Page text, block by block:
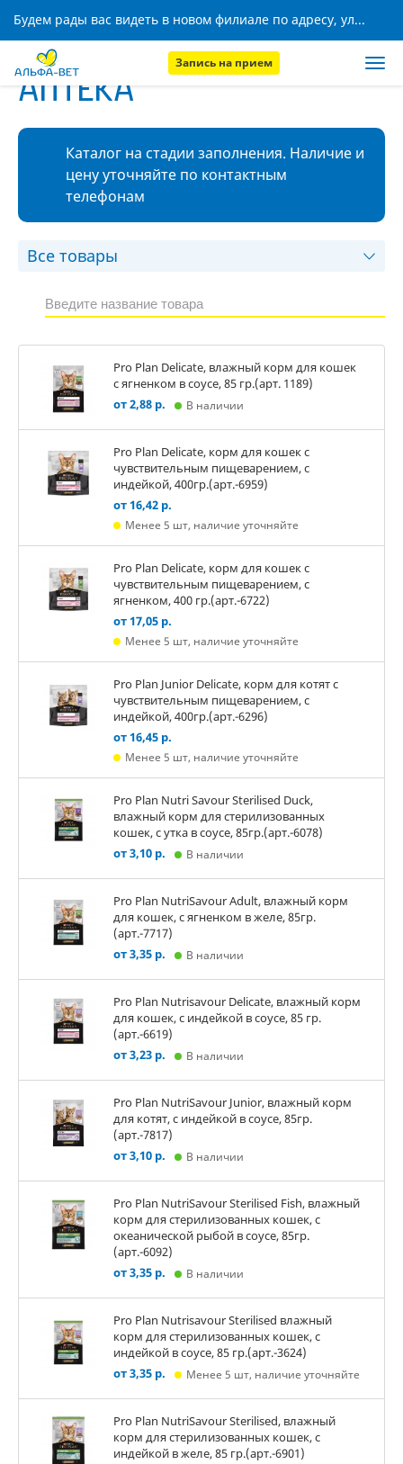
Будем рады вас видеть в новом филиале по адресу, ул. Кижеватова, 8!
Запись на прием
АПТЕКА
Каталог на стадии заполнения. Наличие и
цену уточняйте по контактным
телефонам
Pro Plan Delicate, влажный корм для кошек
с ягненком в соусе, 85 гр.(арт. 1189)
от 2,88 р.
В наличии
Pro Plan Delicate, корм для кошек с
чувствительным пищеварением, с
индейкой, 400гр.(арт.-6959)
от 16,42 р.
Менее 5 шт, наличие уточняйте
Pro Plan Delicate, корм для кошек с
чувствительным пищеварением, с
ягненком, 400 гр.(арт.-6722)
от 17,05 р.
Менее 5 шт, наличие уточняйте
Pro Plan Junior Delicate, корм для котят с
чувствительным пищеварением, с
индейкой, 400гр.(арт.-6296)
от 16,45 р.
Менее 5 шт, наличие уточняйте
Pro Plan Nutri Savour Sterilised Duck,
влажный корм для стерилизованных
кошек, с утка в соусе, 85гр.(арт.-6078)
от 3,10 р.
В наличии
Pro Plan NutriSavour Adult, влажный корм
для кошек, с ягненком в желе, 85гр.
(арт.-7717)
от 3,35 р.
В наличии
Pro Plan Nutrisavour Delicate, влажный корм
для кошек, с индейкой в соусе, 85 гр.
(арт.-6619)
от 3,23 р.
В наличии
Pro Plan NutriSavour Junior, влажный корм
для котят, с индейкой в соусе, 85гр.
(арт.-7817)
от 3,10 р.
В наличии
Pro Plan NutriSavour Sterilised Fish, влажный
корм для стерилизованных кошек, с
океанической рыбой в соусе, 85гр.
(арт.-6092)
от 3,35 р.
В наличии
Pro Plan Nutrisavour Sterilised влажный
корм для стерилизованных кошек, с
индейкой в соусе, 85 гр.(арт.-3624)
от 3,35 р.
Менее 5 шт, наличие уточняйте
Pro Plan NutriSavour Sterilised, влажный
корм для стерилизованных кошек, с
индейкой в желе, 85 гр.(арт.-6901)